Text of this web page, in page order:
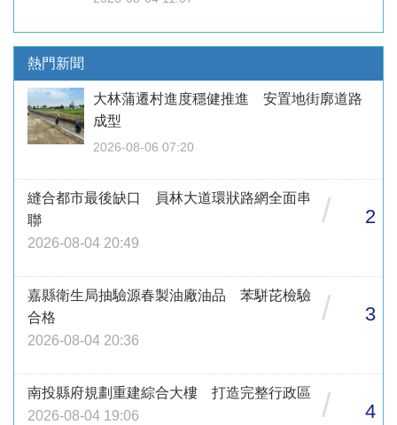
熱門新聞
大林蒲遷村進度穩健推進 安置地街廓道路
成型
2026-08-06 07:20
縫合都市最後缺口 員林大道環狀路網全面串
聯
2026-08-04 20:49
/ 2
嘉縣衛生局抽驗源春製油廠油品 苯駢芘檢驗
合格
2026-08-04 20:36
/ 3
南投縣府規劃重建綜合大樓 打造完整行政區
2026-08-04 19:06
/ 4